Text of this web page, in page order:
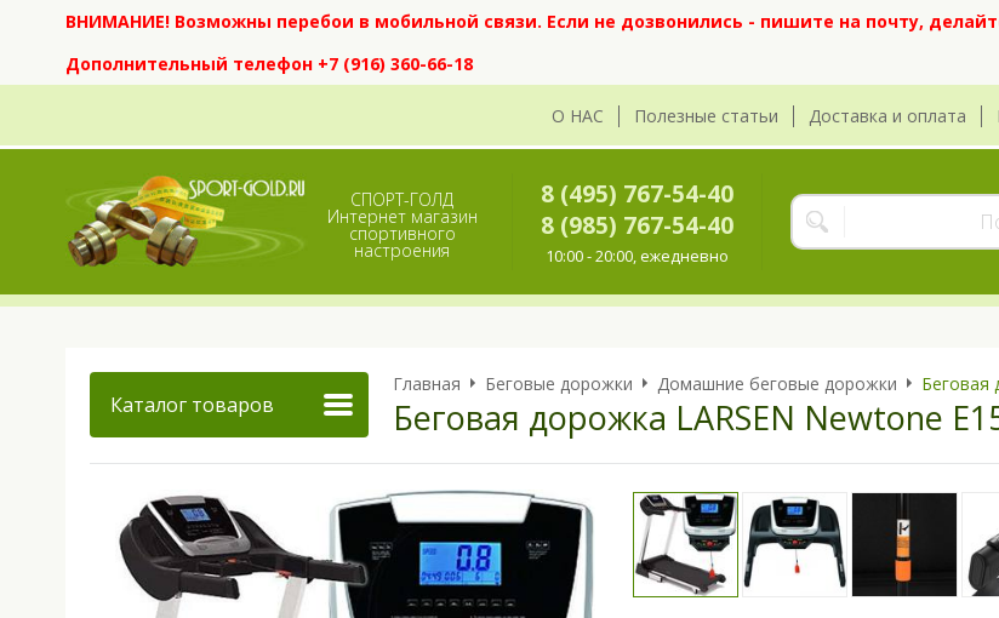
ВНИМАНИЕ! Возможны перебои в мобильной связи. Если не дозвонились - пишите на почту,
Дополнительный телефон +7 (916) 360-66-18
О НАС Полезные статьи Доставка и оплата
СПОРТ-ГОЛД
Интернет магазин
спортивного
настроения
8 (495) 767-54-40
8 (985) 767-54-40
10:00 - 20:00, ежедневно
Каталог товаров
Главная Беговые дорожки Домашние беговые дорожки Беговая
Беговая дорожка LARSEN Newtone